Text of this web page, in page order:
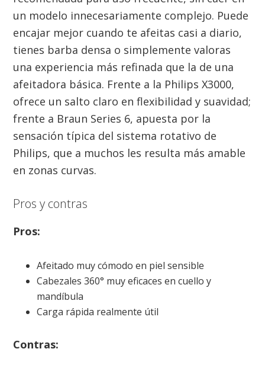
un modelo innecesariamente complejo. Puede
encajar mejor cuando te afeitas casi a diario,
tienes barba densa o simplemente valoras
una experiencia más refinada que la de una
afeitadora básica. Frente a la Philips X3000,
ofrece un salto claro en flexibilidad y suavidad;
frente a Braun Series 6, apuesta por la
sensación típica del sistema rotativo de
Philips, que a muchos les resulta más amable
en zonas curvas.
Pros y contras
Pros:
Afeitado muy cómodo en piel sensible
Cabezales 360° muy eficaces en cuello y
mandíbula
Carga rápida realmente útil
Contras: